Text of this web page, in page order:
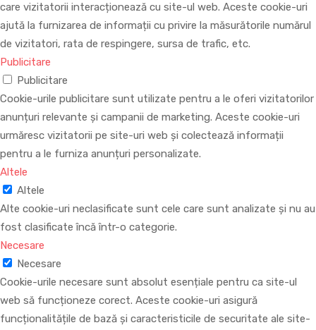
care vizitatorii interacționează cu site-ul web. Aceste cookie-uri
ajută la furnizarea de informații cu privire la măsurătorile numărul
de vizitatori, rata de respingere, sursa de trafic, etc.
Publicitare
Publicitare
Cookie-urile publicitare sunt utilizate pentru a le oferi vizitatorilor
anunțuri relevante și campanii de marketing. Aceste cookie-uri
urmăresc vizitatorii pe site-uri web și colectează informații
pentru a le furniza anunțuri personalizate.
Altele
Altele
Alte cookie-uri neclasificate sunt cele care sunt analizate și nu au
fost clasificate încă într-o categorie.
Necesare
Necesare
Cookie-urile necesare sunt absolut esențiale pentru ca site-ul
web să funcționeze corect. Aceste cookie-uri asigură
funcționalitățile de bază și caracteristicile de securitate ale site-